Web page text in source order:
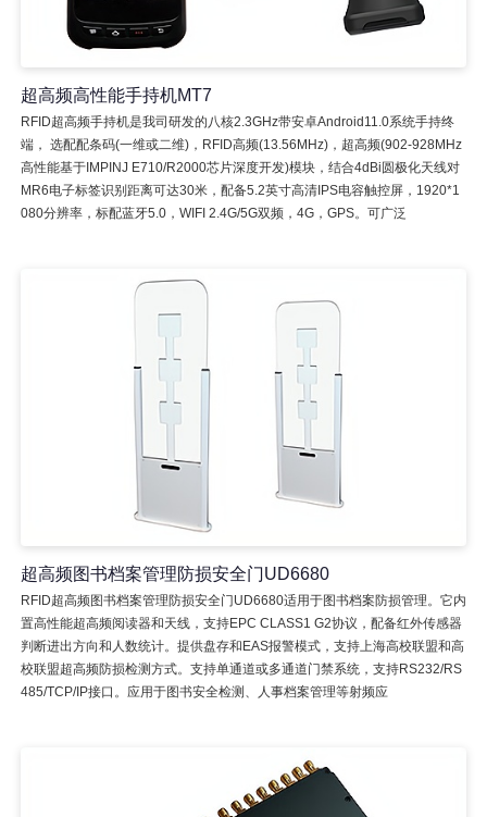
超高频高性能手持机MT7
RFID超高频手持机是我司研发的八核2.3GHz带安卓Android11.0系统手持终
端， 选配配条码(一维或二维)，RFID高频(13.56MHz)，超高频(902-928MHz
高性能基于IMPINJ E710/R2000芯片深度开发)模块，结合4dBi圆极化天线对
MR6电子标签识别距离可达30米，配备5.2英寸高清IPS电容触控屏，1920*1
080分辨率，标配蓝牙5.0，WIFI 2.4G/5G双频，4G，GPS。可广泛
超高频图书档案管理防损安全门UD6680
RFID超高频图书档案管理防损安全门UD6680适用于图书档案防损管理。它内
置高性能超高频阅读器和天线，支持EPC CLASS1 G2协议，配备红外传感器
判断进出方向和人数统计。提供盘存和EAS报警模式，支持上海高校联盟和高
校联盟超高频防损检测方式。支持单通道或多通道门禁系统，支持RS232/RS
485/TCP/IP接口。应用于图书安全检测、人事档案管理等射频应